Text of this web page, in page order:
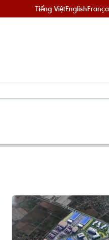
Tiếng ViệtEnglish